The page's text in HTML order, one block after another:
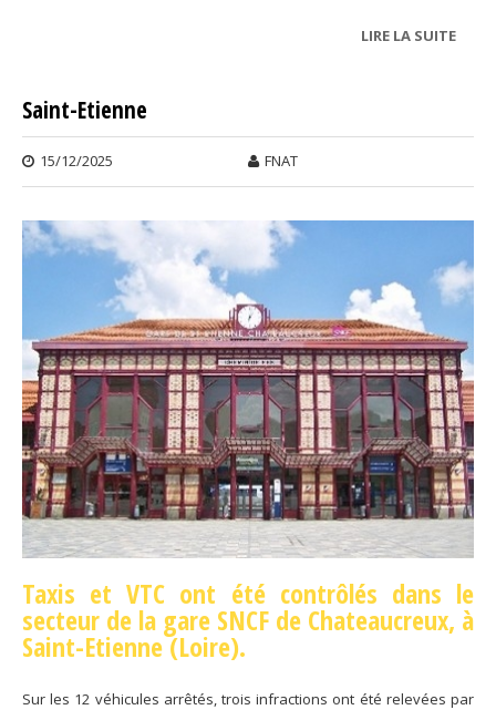
LIRE LA SUITEDE
Saint-Etienne
15/12/2025 FNAT
Taxis et VTC ont été contrôlés dans le
secteur de la gare SNCF de Chateaucreux, à
Saint-Etienne (Loire).
Sur les 12 véhicules arrêtés, trois infractions ont été relevées par